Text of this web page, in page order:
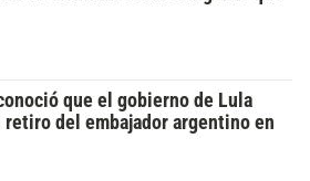
que el gobierno de Lula
del embajador argentino en